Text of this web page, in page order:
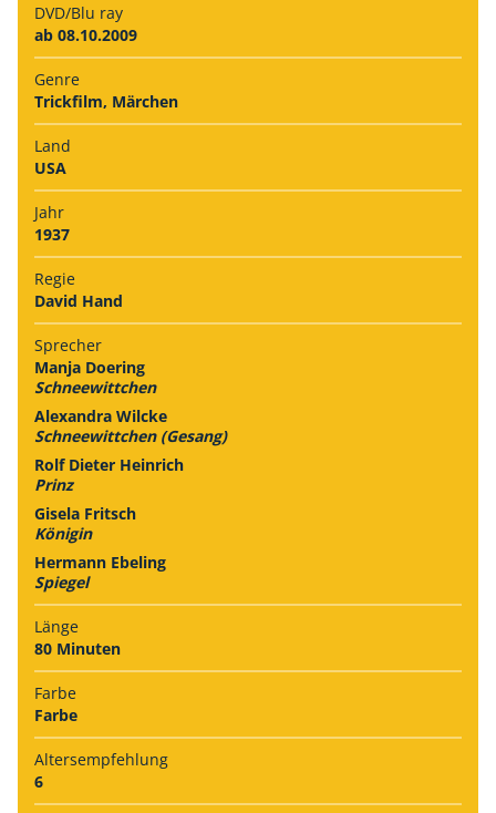
DVD/Blu ray
ab 08.10.2009
Genre
Trickfilm, Märchen
Land
USA
Jahr
1937
Regie
David Hand
Sprecher
Manja Doering
Schneewittchen
Alexandra Wilcke
Schneewittchen (Gesang)
Rolf Dieter Heinrich
Prinz
Gisela Fritsch
Königin
Hermann Ebeling
Spiegel
Länge
80 Minuten
Farbe
Farbe
Alters­empfehlung
6